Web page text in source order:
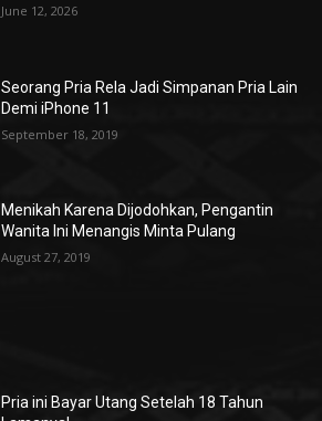
June 12, 2026
Seorang Pria Rela Jadi Simpanan Pria Lain
Demi iPhone 11
September 18, 2019
Menikah Karena Dijodohkan, Pengantin
Wanita Ini Menangis Minta Pulang
August 27, 2019
Pria ini Bayar Utang Setelah 18 Tahun